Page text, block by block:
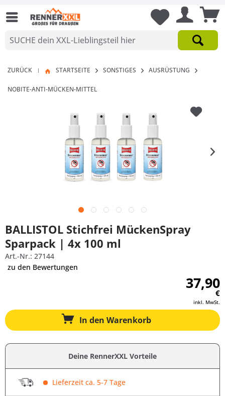
ZURÜCK | STARTSEITE SONSTIGES AUSRÜSTUNG
NOBITE-ANTI-MÜCKEN-MITTEL
BALLISTOL Stichfrei MückenSpray
Sparpack | 4x 100 ml
Art.-Nr.: 27144
zu den Bewertungen
37,90
€
inkl. MwSt.
In den Warenkorb
Deine RennerXXL Vorteile
Lieferzeit ca. 5-7 Tage